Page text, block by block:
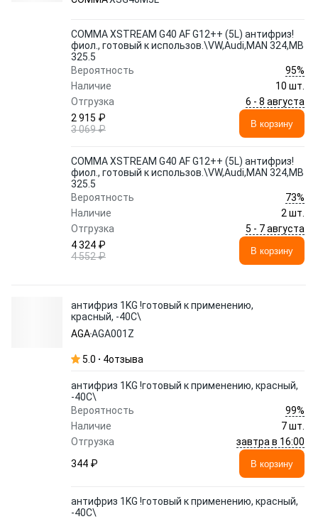
COMMA XSTREAM G40 AF G12++ (5L) антифриз!
фиол., готовый к использов.\VW,Audi,MAN 324,MB
325.5
Вероятность
95%
Наличие
10 шт.
Отгрузка
6 - 8 августа
2 915 ₽
3 069 ₽
В корзину
COMMA XSTREAM G40 AF G12++ (5L) антифриз!
фиол., готовый к использов.\VW,Audi,MAN 324,MB
325.5
Вероятность
73%
Наличие
2 шт.
Отгрузка
5 - 7 августа
4 324 ₽
4 552 ₽
В корзину
антифриз 1KG !готовый к применению,
красный, -40С\
AGAAGA001Z
5.0 4отзыва
антифриз 1KG !готовый к применению, красный,
-40С\
Вероятность
99%
Наличие
7 шт.
Отгрузка
завтра в 16:00
344 ₽
В корзину
антифриз 1KG !готовый к применению, красный,
-40С\